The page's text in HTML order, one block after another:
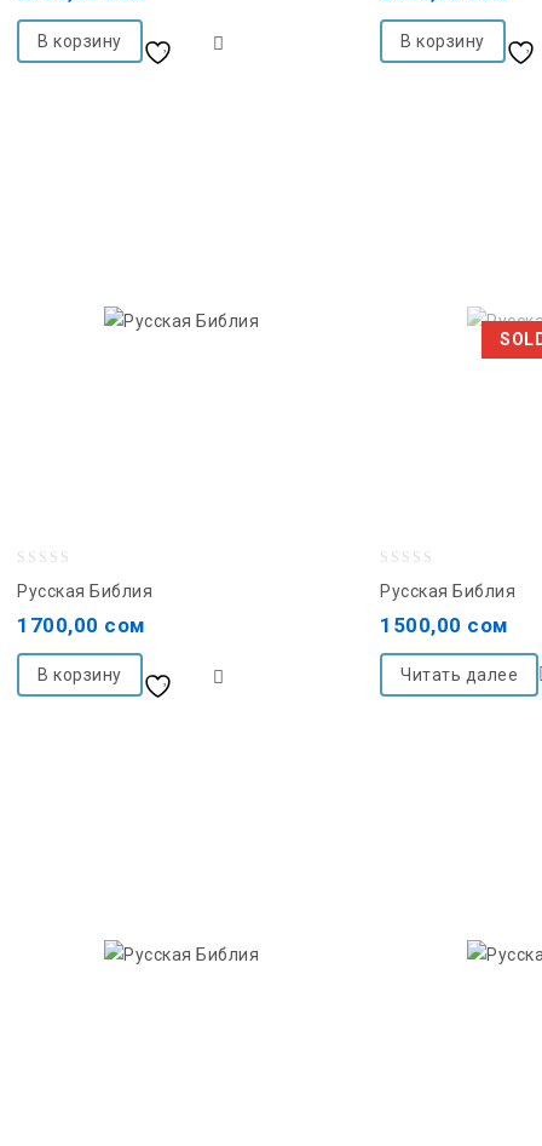
В корзину В корзину
Русская Библия
1700,00 сом
В корзину
Русская Библия
1500,00 сом
Читать далее